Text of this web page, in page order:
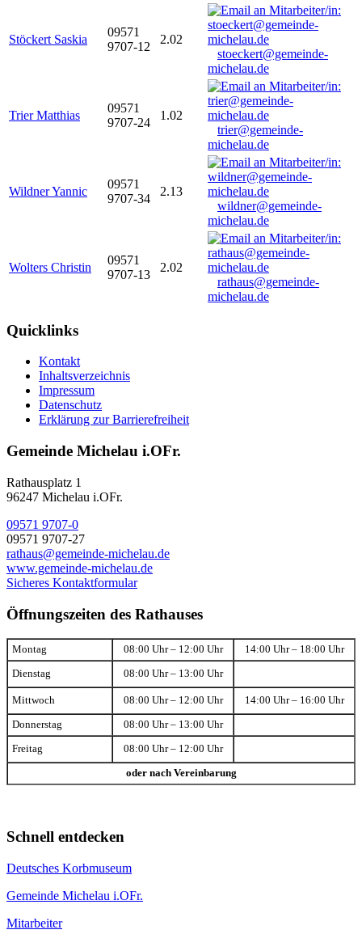
Stöckert Saskia
09571
9707-12
2.02
stoeckert@gemeinde-
michelau.de
Trier Matthias
09571
9707-24
1.02
trier@gemeinde-
michelau.de
Wildner Yannic
09571
9707-34
2.13
wildner@gemeinde-
michelau.de
Wolters Christin
09571
9707-13
2.02
rathaus@gemeinde-
michelau.de
Quicklinks
Kontakt
Inhaltsverzeichnis
Impressum
Datenschutz
Erklärung zur Barrierefreiheit
Gemeinde Michelau i.OFr.
Rathausplatz 1
96247 Michelau i.OFr.
09571 9707-0
09571 9707-27
rathaus@gemeinde-michelau.de
www.gemeinde-michelau.de
Sicheres Kontaktformular
Öffnungszeiten des Rathauses
Montag 08:00 Uhr – 12:00 Uhr 14:00 Uhr – 18:00 Uhr
Dienstag 08:00 Uhr – 13:00 Uhr
Mittwoch 08:00 Uhr – 12:00 Uhr 14:00 Uhr – 16:00 Uhr
Donnerstag 08:00 Uhr – 13:00 Uhr
Freitag 08:00 Uhr – 12:00 Uhr
oder nach Vereinbarung
Schnell entdecken
Deutsches Korbmuseum
Gemeinde Michelau i.OFr.
Mitarbeiter